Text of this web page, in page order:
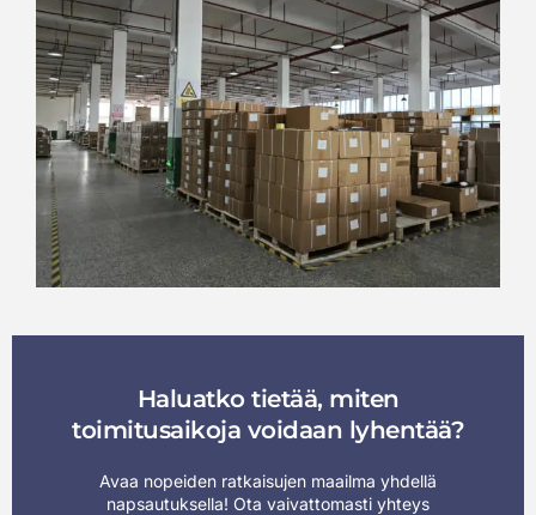
Haluatko tietää, miten
toimitusaikoja voidaan lyhentää?
Avaa nopeiden ratkaisujen maailma yhdellä
napsautuksella! Ota vaivattomasti yhteys